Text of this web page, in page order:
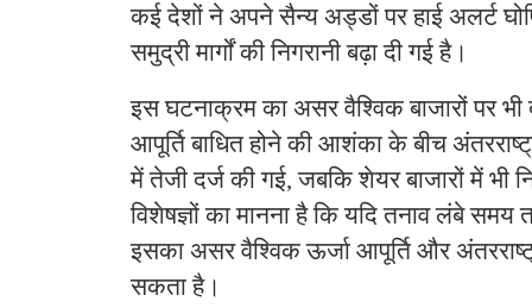
कई देशों ने अपने सैन्य अड्डों पर हाई अलर्ट
समुद्री मार्गों की निगरानी बढ़ा दी गई है।
इस घटनाक्रम का असर वैश्विक बाजारों पर
आपूर्ति बाधित होने की आशंका के बीच
में तेजी दर्ज की गई, जबकि शेयर बाजारों में भी
विशेषज्ञों का मानना है कि यदि तनाव लंबे समय
इसका असर वैश्विक ऊर्जा आपूर्ति और
सकता है।